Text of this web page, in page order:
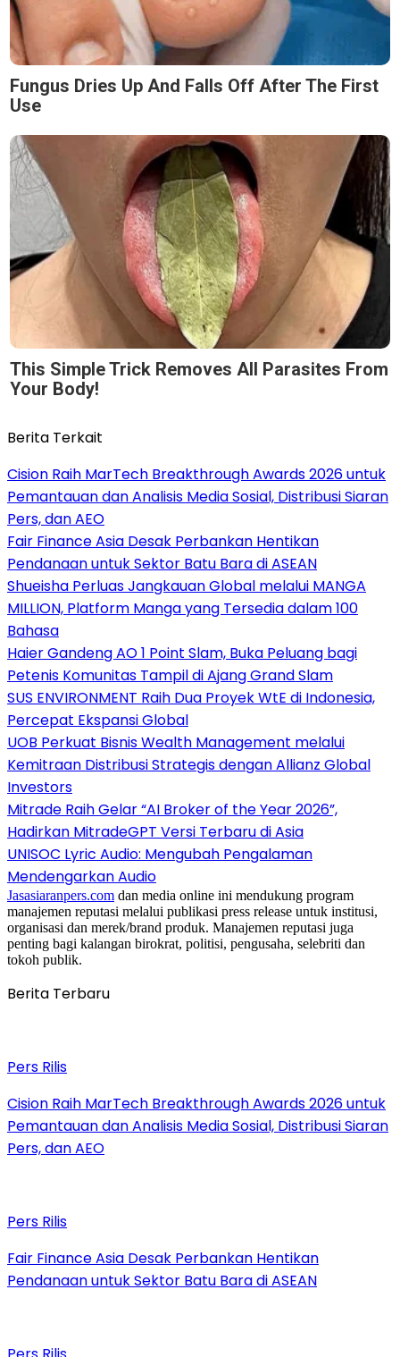
Fungus Dries Up And Falls Off After The First
Use
This Simple Trick Removes All Parasites From
Your Body!
Berita Terkait
Cision Raih MarTech Breakthrough Awards 2026 untuk
Pemantauan dan Analisis Media Sosial, Distribusi Siaran
Pers, dan AEO
Fair Finance Asia Desak Perbankan Hentikan
Pendanaan untuk Sektor Batu Bara di ASEAN
Shueisha Perluas Jangkauan Global melalui MANGA
MILLION, Platform Manga yang Tersedia dalam 100
Bahasa
Haier Gandeng AO 1 Point Slam, Buka Peluang bagi
Petenis Komunitas Tampil di Ajang Grand Slam
SUS ENVIRONMENT Raih Dua Proyek WtE di Indonesia,
Percepat Ekspansi Global
UOB Perkuat Bisnis Wealth Management melalui
Kemitraan Distribusi Strategis dengan Allianz Global
Investors
Mitrade Raih Gelar “AI Broker of the Year 2026”,
Hadirkan MitradeGPT Versi Terbaru di Asia
UNISOC Lyric Audio: Mengubah Pengalaman
Mendengarkan Audio
Jasasiaranpers.com dan media online ini mendukung program
manajemen reputasi melalui publikasi press release untuk institusi,
organisasi dan merek/brand produk. Manajemen reputasi juga
penting bagi kalangan birokrat, politisi, pengusaha, selebriti dan
tokoh publik.
Berita Terbaru
Pers Rilis
Cision Raih MarTech Breakthrough Awards 2026 untuk
Pemantauan dan Analisis Media Sosial, Distribusi Siaran
Pers, dan AEO
Pers Rilis
Fair Finance Asia Desak Perbankan Hentikan
Pendanaan untuk Sektor Batu Bara di ASEAN